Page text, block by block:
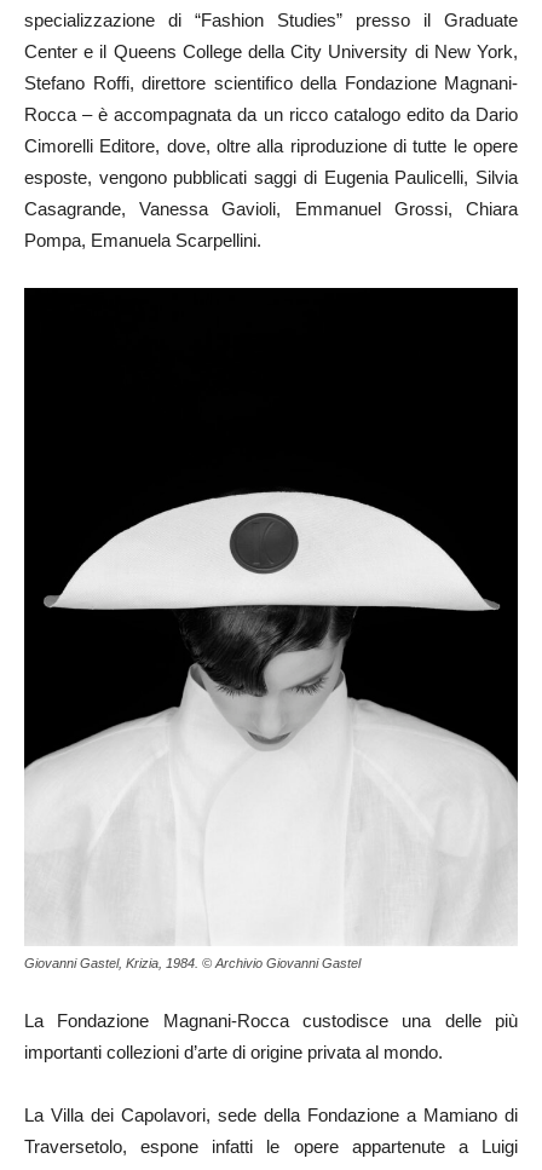
specializzazione di “Fashion Studies” presso il Graduate
Center e il Queens College della City University di New York,
Stefano Roffi, direttore scientifico della Fondazione Magnani-
Rocca – è accompagnata da un ricco catalogo edito da Dario
Cimorelli Editore, dove, oltre alla riproduzione di tutte le opere
esposte, vengono pubblicati saggi di Eugenia Paulicelli, Silvia
Casagrande, Vanessa Gavioli, Emmanuel Grossi, Chiara
Pompa, Emanuela Scarpellini.
Giovanni Gastel, Krizia, 1984. © Archivio Giovanni Gastel
La Fondazione Magnani-Rocca custodisce una delle più
importanti collezioni d’arte di origine privata al mondo.
La Villa dei Capolavori, sede della Fondazione a Mamiano di
Traversetolo, espone infatti le opere appartenute a Luigi